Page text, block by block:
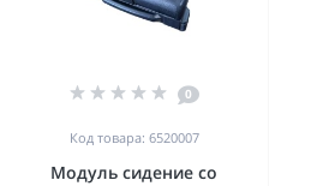
0
Код товара: 6520007
Модуль сидение со